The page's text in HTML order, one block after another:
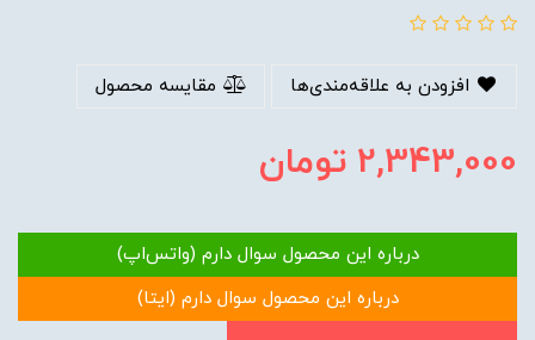
افزودن به علاقه‌مندی‌ها مقایسه محصول
2,343,000تومان
درباره این محصول سوال دارم (واتس‌اپ)
درباره این محصول سوال دارم (ایتا)